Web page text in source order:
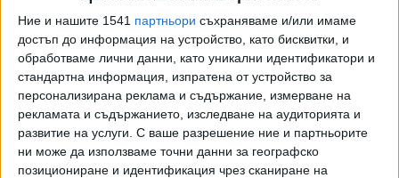
Ние и нашите 1541 партньори съхраняваме и/или имаме
достъп до информация на устройство, като бисквитки, и
обработваме лични данни, като уникални идентификатори и
стандартна информация, изпратена от устройство за
персонализирана реклама и съдържание, измерване на
рекламата и съдържанието, изследване на аудиторията и
развитие на услуги. С ваше разрешение ние и партньорите
ни може да използваме точни данни за географско
позициониране и идентификация чрез сканиране на
Руската "Аврора" сменя "Андроид" в
"Хуавей"
13 Юни 2019
Android OS ще може да се надгражда през
Play Store